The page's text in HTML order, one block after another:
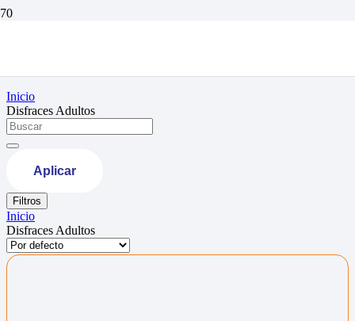
Inicio
Disfraces Adultos
Aplicar
Filtros
Inicio
Disfraces Adultos